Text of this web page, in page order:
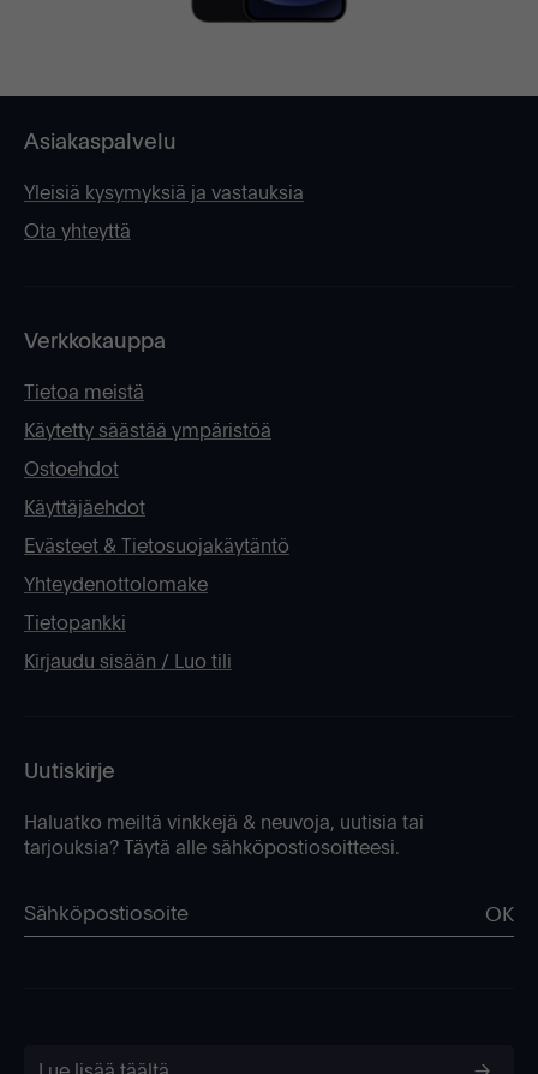
Asiakaspalvelu
Yleisiä kysymyksiä ja vastauksia
Ota yhteyttä
Verkkokauppa
Tietoa meistä
Käytetty säästää ympäristöä
Ostoehdot
Käyttäjäehdot
Evästeet & Tietosuojakäytäntö
Yhteydenottolomake
Tietopankki
Kirjaudu sisään / Luo tili
Uutiskirje
Haluatko meiltä vinkkejä & neuvoja, uutisia tai
tarjouksia? Täytä alle sähköpostiosoitteesi.
OK
Lue lisää täältä